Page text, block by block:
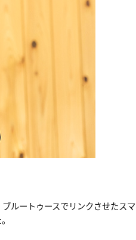
ルートゥースでリンクさせたスマ